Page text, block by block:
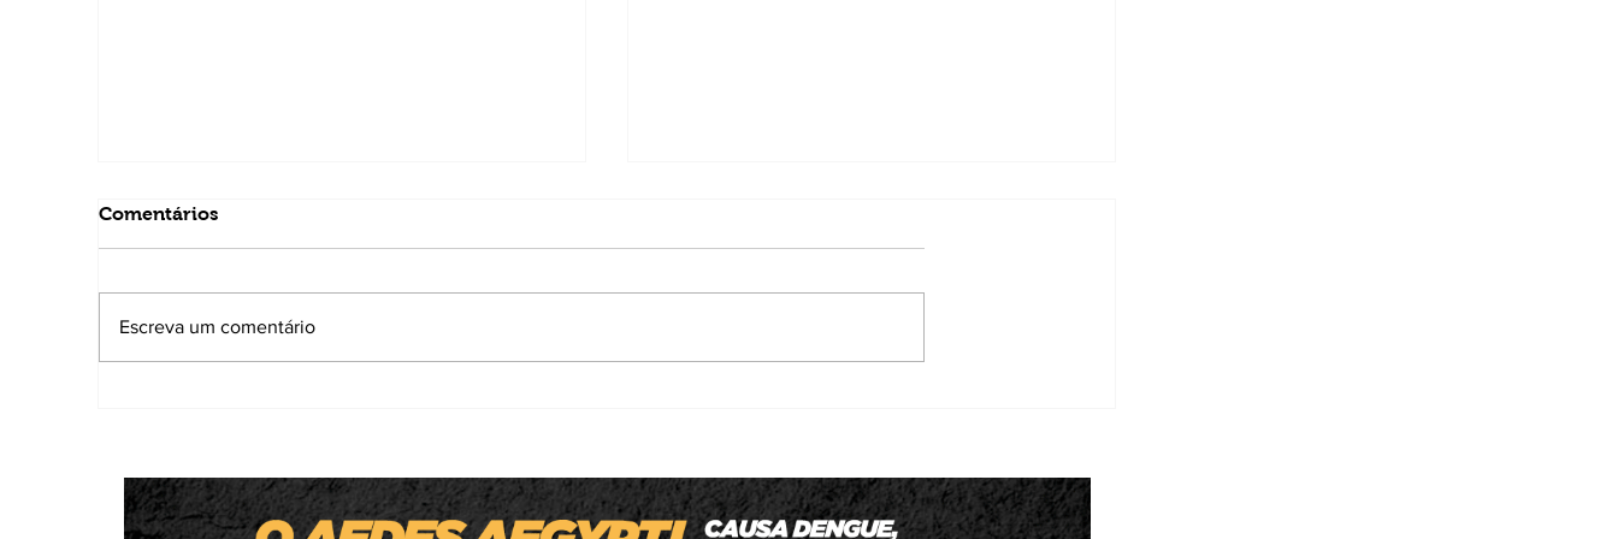
Homem é preso por atirar em gatos com
'arma de brinquedo'; um animal morreu
Prefeitura de São Pedro da Cipa lança
REFIS 2026 com até 100% de desconto
em juros e multas
Comentários
Escreva um comentário